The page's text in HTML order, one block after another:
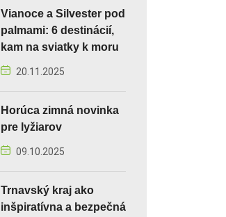
Vianoce a Silvester pod
palmami: 6 destinácií,
kam na sviatky k moru
20.11.2025
Horúca zimná novinka
pre lyžiarov
09.10.2025
Trnavský kraj ako
inšpiratívna a bezpečná